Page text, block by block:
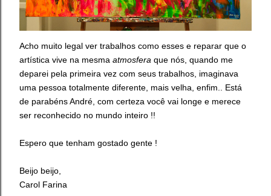
Acho muito legal ver trabalhos como esses e reparar que o
artística vive na mesma atmosfera que nós, quando me
deparei pela primeira vez com seus trabalhos, imaginava
uma pessoa totalmente diferente, mais velha, enfim.. Está
de parabéns André, com certeza você vai longe e merece
ser reconhecido no mundo inteiro !!
Espero que tenham gostado gente !
Beijo beijo,
Carol Farina